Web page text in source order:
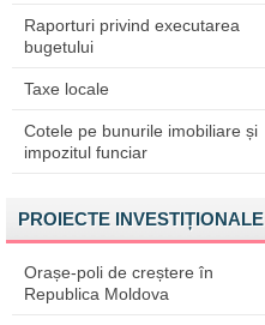
Raporturi privind executarea
bugetului
Taxe locale
Cotele pe bunurile imobiliare și
impozitul funciar
PROIECTE INVESTIȚIONALE
Orașe-poli de creștere în
Republica Moldova